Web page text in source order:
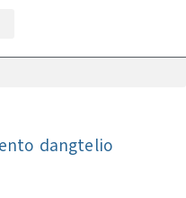
dangtelio